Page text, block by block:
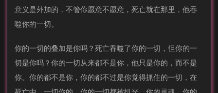
意义是外加的，不管你愿意不愿意，死亡就在那里，他吞
噬你的一切。
你的一切的叠加是你吗？死亡吞噬了你的一切，但你的一
切是你吗？你的一切从来都不是你，他只是你的，而不是
你。你的都不是你，你的都不过是你觉得抓住的一切，在